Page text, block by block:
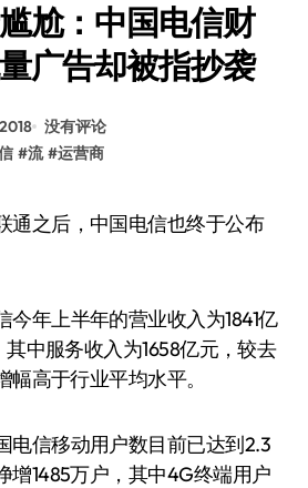
尬：中国电信财
广告却被指抄袭
没有评论
#流 #运营商
今年上半年的营业收入为1841亿
其中服务收入为1658亿元，较去
幅高于行业平均水平。
电信移动用户数目前已达到2.3
增1485万户，其中4G终端用户